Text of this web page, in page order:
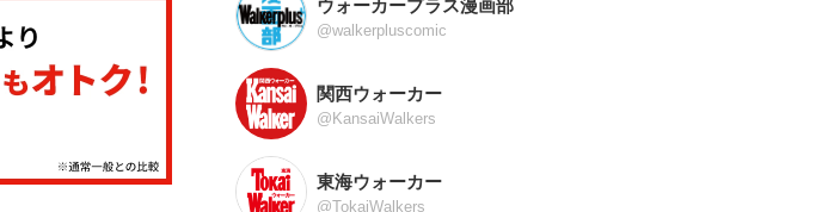
ウォーカープラス漫画部
@walkerpluscomic
関西ウォーカー
@KansaiWalkers
東海ウォーカー
@TokaiWalkers